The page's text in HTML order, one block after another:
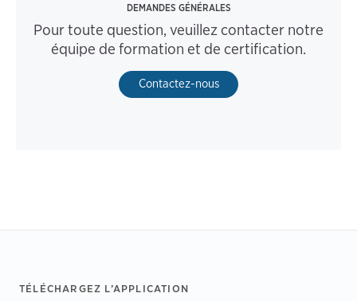
DEMANDES GÉNÉRALES
Pour toute question, veuillez contacter notre
équipe de formation et de certification.
Contactez-nous
Footer
TÉLÉCHARGEZ L’APPLICATION